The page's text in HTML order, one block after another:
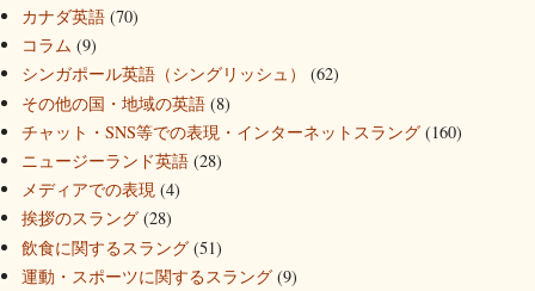
カナダ英語 (70)
コラム (9)
シンガポール英語（シングリッシュ）
(62)
その他の国・地域の英語 (8)
チャット・SNS等での表現・インターネットスラング (160)
ニュージーランド英語 (28)
メディアでの表現 (4)
挨拶のスラング (28)
飲食に関するスラング (51)
運動・スポーツに関するスラング (9)